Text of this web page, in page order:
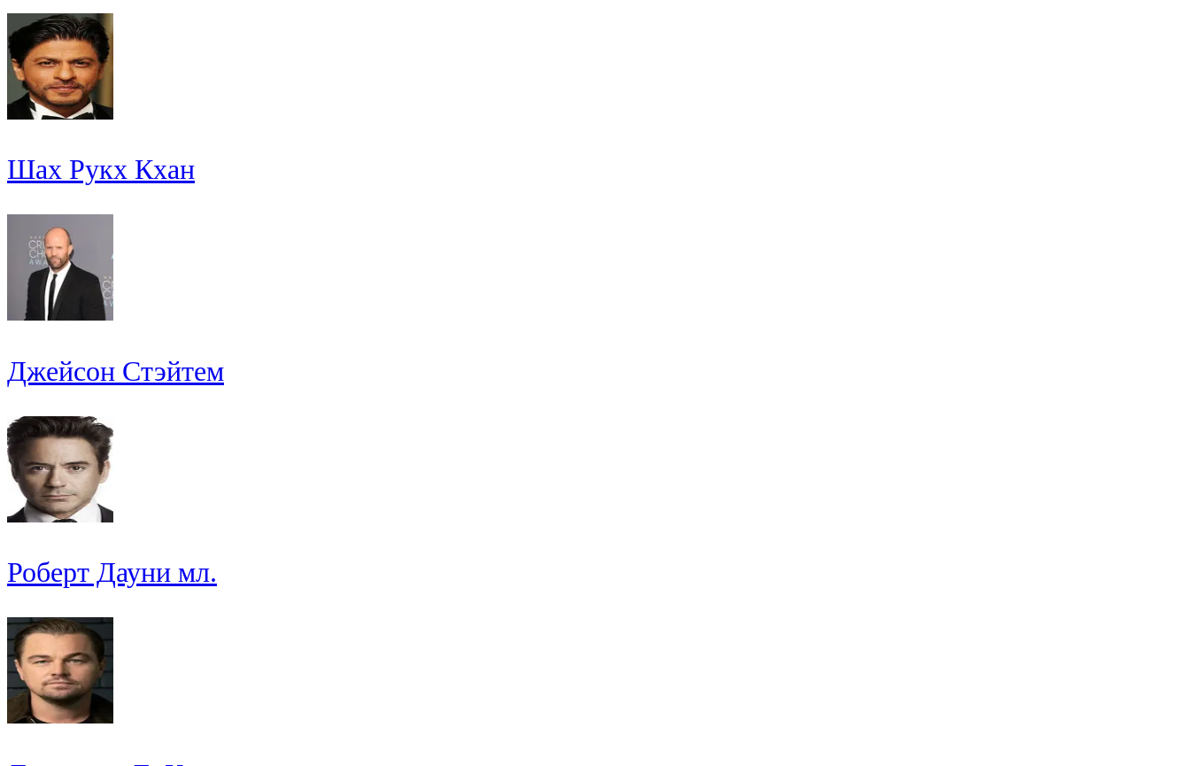
Шах Рукх Кхан
Джейсон Стэйтем
Роберт Дауни мл.